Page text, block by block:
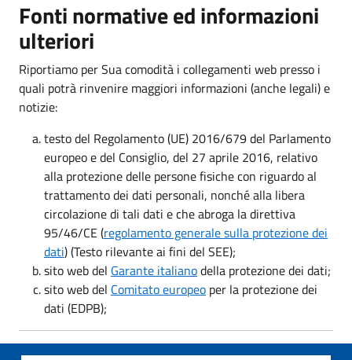
Fonti normative ed informazioni
ulteriori
Riportiamo per Sua comodità i collegamenti web presso i
quali potrà rinvenire maggiori informazioni (anche legali) e
notizie:
testo del Regolamento (UE) 2016/679 del Parlamento
europeo e del Consiglio, del 27 aprile 2016, relativo
alla protezione delle persone fisiche con riguardo al
trattamento dei dati personali, nonché alla libera
circolazione di tali dati e che abroga la direttiva
95/46/CE (regolamento generale sulla protezione dei
dati) (Testo rilevante ai fini del SEE);
sito web del Garante italianodella protezione dei dati;
sito web del Comitato europeo per la protezione dei
dati (EDPB);